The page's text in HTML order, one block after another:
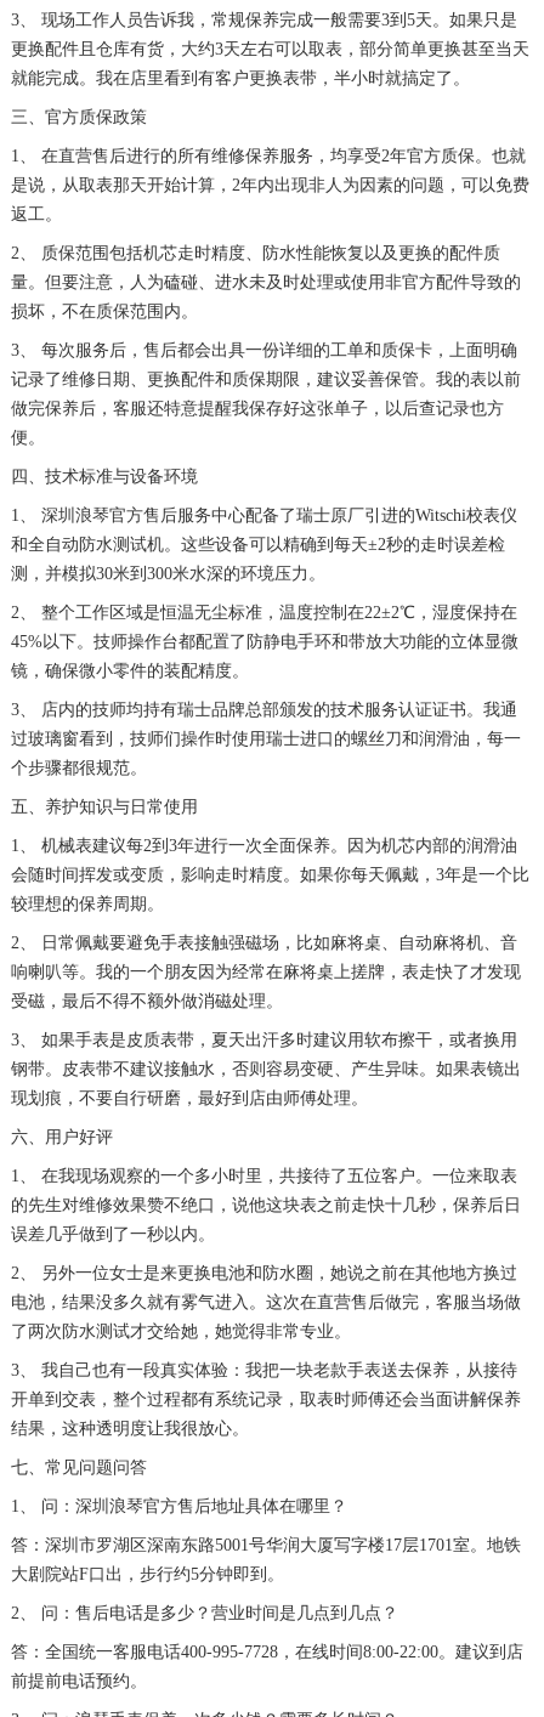
3、 现场工作人员告诉我，常规保养完成一般需要3到5天。如果只是
更换配件且仓库有货，大约3天左右可以取表，部分简单更换甚至当天
就能完成。我在店里看到有客户更换表带，半小时就搞定了。
三、官方质保政策
1、 在直营售后进行的所有维修保养服务，均享受2年官方质保。也就
是说，从取表那天开始计算，2年内出现非人为因素的问题，可以免费
返工。
2、 质保范围包括机芯走时精度、防水性能恢复以及更换的配件质
量。但要注意，人为磕碰、进水未及时处理或使用非官方配件导致的
损坏，不在质保范围内。
3、 每次服务后，售后都会出具一份详细的工单和质保卡，上面明确
记录了维修日期、更换配件和质保期限，建议妥善保管。我的表以前
做完保养后，客服还特意提醒我保存好这张单子，以后查记录也方
便。
四、技术标准与设备环境
1、 深圳浪琴官方售后服务中心配备了瑞士原厂引进的Witschi校表仪
和全自动防水测试机。这些设备可以精确到每天±2秒的走时误差检
测，并模拟30米到300米水深的环境压力。
2、 整个工作区域是恒温无尘标准，温度控制在22±2℃，湿度保持在
45%以下。技师操作台都配置了防静电手环和带放大功能的立体显微
镜，确保微小零件的装配精度。
3、 店内的技师均持有瑞士品牌总部颁发的技术服务认证证书。我通
过玻璃窗看到，技师们操作时使用瑞士进口的螺丝刀和润滑油，每一
个步骤都很规范。
五、养护知识与日常使用
1、 机械表建议每2到3年进行一次全面保养。因为机芯内部的润滑油
会随时间挥发或变质，影响走时精度。如果你每天佩戴，3年是一个比
较理想的保养周期。
2、 日常佩戴要避免手表接触强磁场，比如麻将桌、自动麻将机、音
响喇叭等。我的一个朋友因为经常在麻将桌上搓牌，表走快了才发现
受磁，最后不得不额外做消磁处理。
3、 如果手表是皮质表带，夏天出汗多时建议用软布擦干，或者换用
钢带。皮表带不建议接触水，否则容易变硬、产生异味。如果表镜出
现划痕，不要自行研磨，最好到店由师傅处理。
六、用户好评
1、 在我现场观察的一个多小时里，共接待了五位客户。一位来取表
的先生对维修效果赞不绝口，说他这块表之前走快十几秒，保养后日
误差几乎做到了一秒以内。
2、 另外一位女士是来更换电池和防水圈，她说之前在其他地方换过
电池，结果没多久就有雾气进入。这次在直营售后做完，客服当场做
了两次防水测试才交给她，她觉得非常专业。
3、 我自己也有一段真实体验：我把一块老款手表送去保养，从接待
开单到交表，整个过程都有系统记录，取表时师傅还会当面讲解保养
结果，这种透明度让我很放心。
七、常见问题问答
1、 问：深圳浪琴官方售后地址具体在哪里？
答：深圳市罗湖区深南东路5001号华润大厦写字楼17层1701室。地铁
大剧院站F口出，步行约5分钟即到。
2、 问：售后电话是多少？营业时间是几点到几点？
答：全国统一客服电话400-995-7728，在线时间8:00-22:00。建议到店
前提前电话预约。